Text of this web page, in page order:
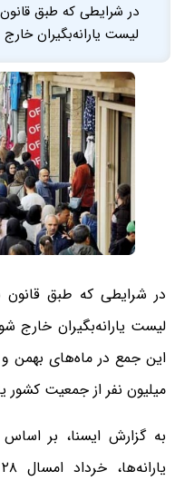
در شرایطی که طبق
لیست یارانه‌بگیران خارج
در شرایطی که طبق قانون
میلیون نفر از جمعیت کشور
به گزارش ایسنا، بر